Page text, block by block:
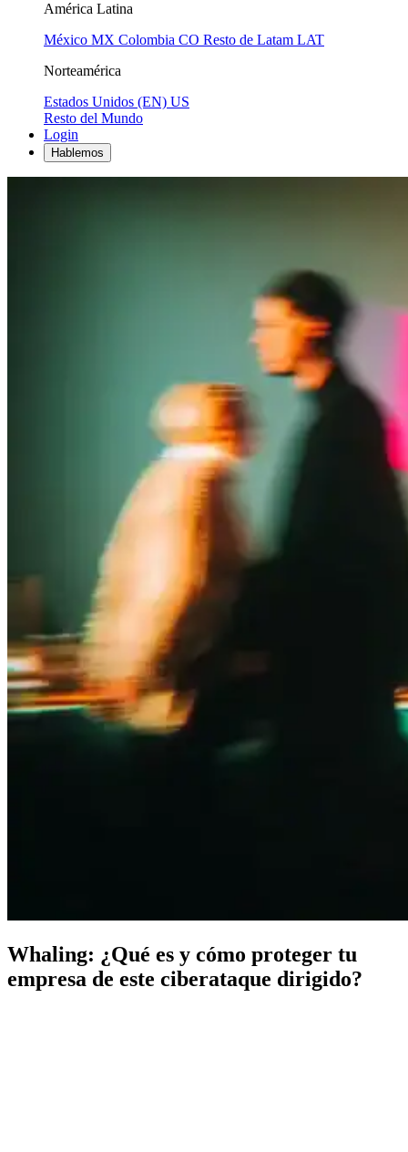
América Latina
México MX Colombia CO Resto de Latam LAT
Norteamérica
Estados Unidos (EN) US
Resto del Mundo
Login
Hablemos
Whaling: ¿Qué es y cómo proteger tu
empresa de este ciberataque dirigido?